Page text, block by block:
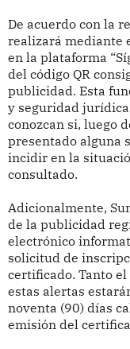
De acuerdo con la
realizará mediante
en la plataforma
del código QR
publicidad. Esta
y seguridad
conozcan si, luego
presentado alguna
incidir en la
consultado.
Adicionalmente,
de la publicidad
electrónico
solicitud de
certificado. Tanto
estas alertas
noventa (90) días
emisión del